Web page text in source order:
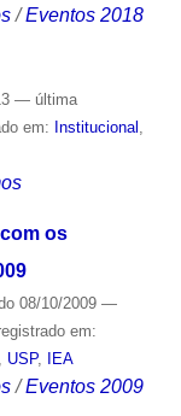
/Eventos 2018
— última
em: Institucional
os
08/10/2009 —
em:
, USP, IEA
/Eventos 2009